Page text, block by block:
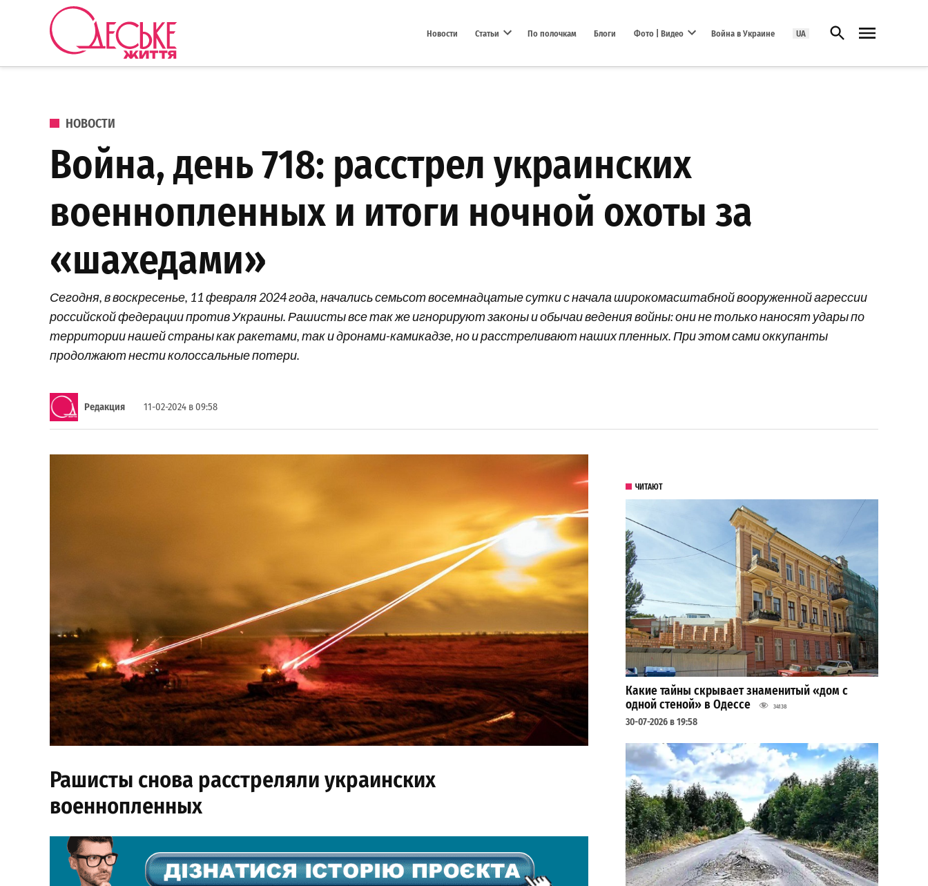
Перейти к содержанию
Новости Статьи По полочкам Блоги Фото | Видео Война в Украине UA Открыть поиск
ОПУБЛИКОВАНО В
НОВОСТИ
Война, день 718: расстрел украинских
военнопленных и итоги ночной охоты за
«шахедами»
Сегодня, в воскресенье, 11 февраля 2024 года, начались семьсот восемнадцатые сутки с начала широкомасштабной вооруженной агрессии
российской федерации против Украины. Рашисты все так же игнорируют законы и обычаи ведения войны: они не только наносят удары по
территории нашей страны как ракетами, так и дронами-камикадзе, но и расстреливают наших пленных. При этом сами оккупанты
продолжают нести колоссальные потери.
Редакция 11-02-2024 в 09:58
Рашисты снова расстреляли украинских
военнопленных
ЧИТАЮТ
Какие тайны скрывает знаменитый «дом с
одной стеной» в Одессе
34138
30-07-2026 в 19:58